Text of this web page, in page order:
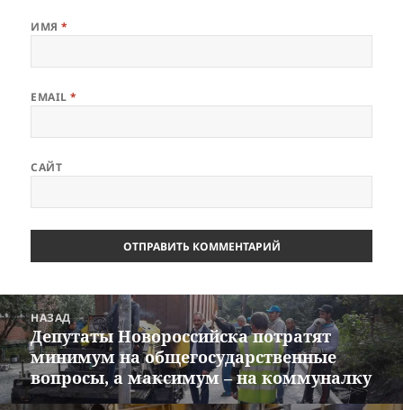
ИМЯ*
EMAIL*
САЙТ
Навигация
по
записям
НАЗАД
Предыдущая
запись:
Депутаты Новороссийска потратят
минимум на общегосударственные
вопросы, а максимум – на коммуналку